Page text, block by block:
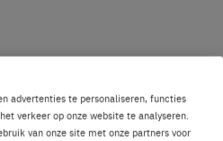
advertenties te personaliseren, functies
verkeer op onze website te analyseren.
van onze site met onze partners voor